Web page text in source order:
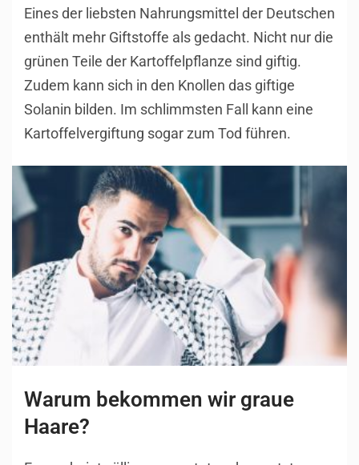
Eines der liebsten Nahrungsmittel der Deutschen
enthält mehr Giftstoffe als gedacht. Nicht nur die
grünen Teile der Kartoffelpflanze sind giftig.
Zudem kann sich in den Knollen das giftige
Solanin bilden. Im schlimmsten Fall kann eine
Kartoffelvergiftung sogar zum Tod führen.
Warum bekommen wir graue
Haare?